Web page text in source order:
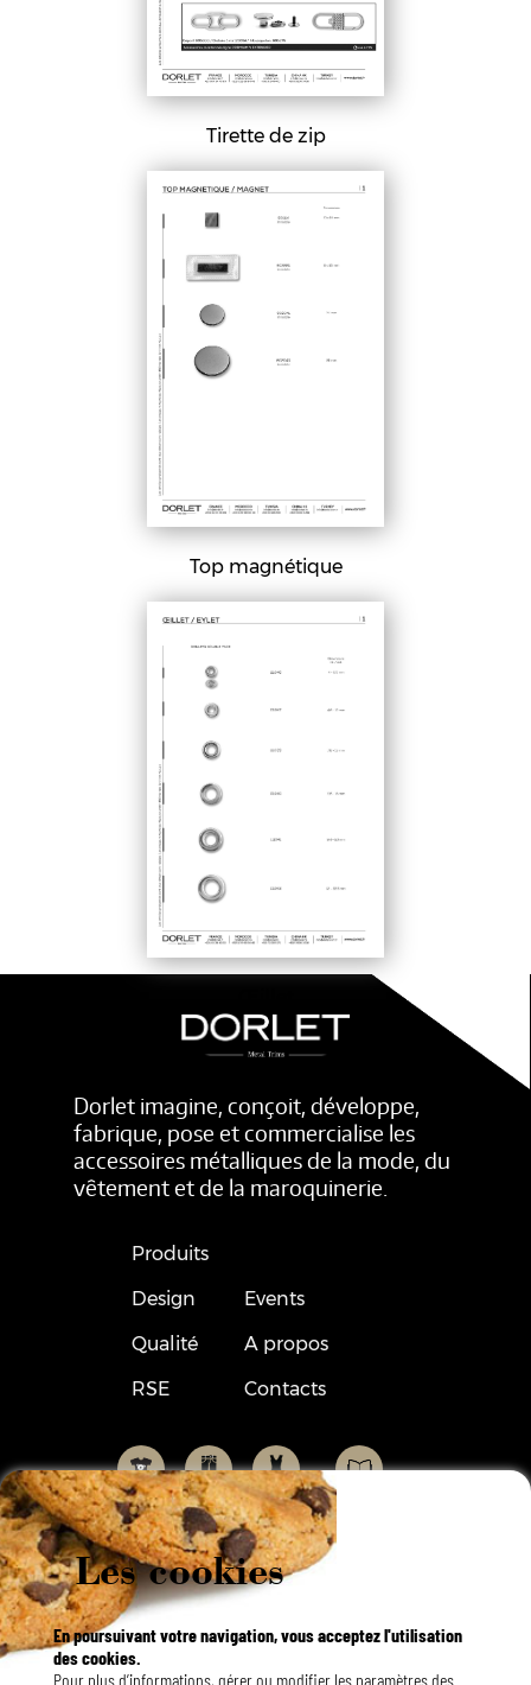
Tirette de zip
Top magnétique
Dorlet imagine, conçoit, développe,
fabrique, pose et commercialise les
accessoires métalliques de la mode, du
vêtement et de la maroquinerie.
Produits
Design
Qualité
RSE
Events
A propos
Contacts
Les cookies
En poursuivant votre navigation, vous acceptez l'utilisation
des cookies.
Pour plus d’informations, gérer ou modifier les paramètres des